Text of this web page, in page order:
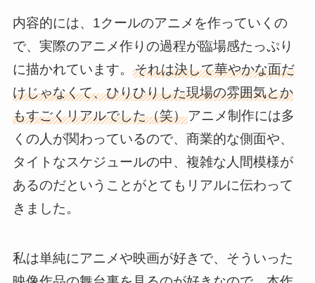
内容的には、1クールのアニメを作っていくの
で、実際のアニメ作りの過程が臨場感たっぷり
に描かれています。 それは決して華やかな面だ
けじゃなくて、ひりひりした現場の雰囲気とか
もすごくリアルでした（笑）アニメ制作には多
くの人が関わっているので、商業的な側面や、
タイトなスケジュールの中、複雑な人間模様が
あるのだということがとてもリアルに伝わって
きました。
私は単純にアニメや映画が好きで、そういった